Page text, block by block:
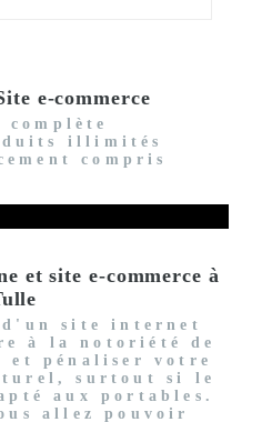
e-commerce
complète
illimités
compris
et site e-commerce à
d'un site internet
à la notoriété de
et pénaliser votre
surtout si le
aux portables.
allez pouvoir